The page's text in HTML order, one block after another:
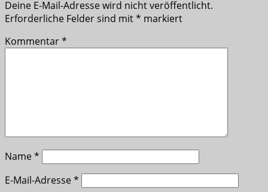
Deine E-Mail-Adresse wird nicht veröffentlicht.
Erforderliche Felder sind mit* markiert
Kommentar*
Name*
E-Mail-Adresse*